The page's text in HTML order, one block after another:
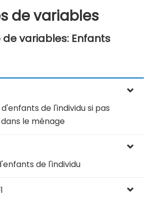
de variables
de variables: Enfants
de l'individu si pas
le ménage
de l'individu